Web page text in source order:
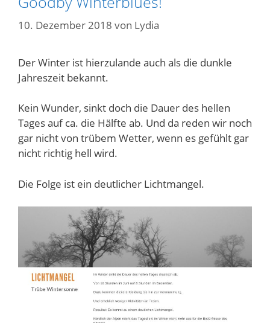
10. Dezember 2018 von Lydia
Der Winter ist hierzulande auch als die dunkle
Jahreszeit bekannt.
Kein Wunder, sinkt doch die Dauer des hellen
Tages auf ca. die Hälfte ab. Und da reden wir noch
gar nicht von trübem Wetter, wenn es gefühlt gar
nicht richtig hell wird.
Die Folge ist ein deutlicher Lichtmangel.